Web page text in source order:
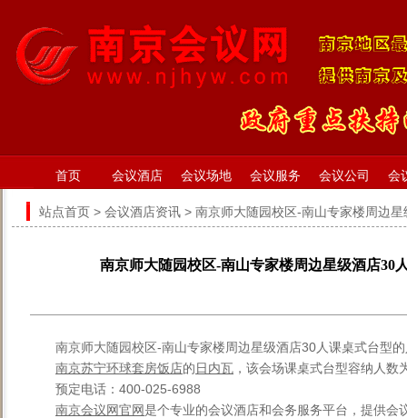
首页 会议酒店 会议场地 会议服务 会议公司 会
站点首页 > 会议酒店资讯 > 南京师大随园校区-南山专家楼周边
南京师大随园校区-南山专家楼周边星级酒店30
南京师大随园校区-南山专家楼周边星级酒店30人课桌式台型
南京苏宁环球套房饭店的日内瓦 ，该会场课桌式台型容纳人
预定电话：400-025-6988
南京会议网官网是个专业的会议酒店和会务服务平台，提供会